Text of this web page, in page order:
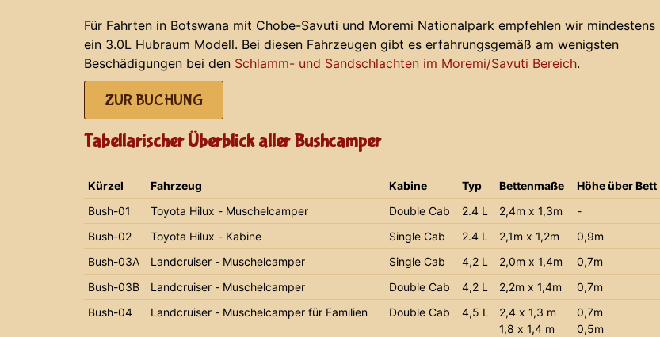
Für Fahrten in Botswana mit Chobe-Savuti und Moremi Nationalpark empfehlen wir mindestens
ein 3.0L Hubraum Modell. Bei diesen Fahrzeugen gibt es erfahrungsgemäß am wenigsten
Beschädigungen bei den Schlamm- und Sandschlachten im Moremi/Savuti Bereich.
ZUR BUCHUNG
Tabellarischer Überblick aller Bushcamper
Kürzel Fahrzeug Kabine Typ Bettenmaße
Höhe über Bett
Bush-01
Toyota Hilux - Muschelcamper Double Cab 2.4 L 2,4m x 1,3m
-
Bush-02
Toyota Hilux - Kabine Single Cab 2.4 L 2,1m x 1,2m
0,9m
Bush-03A
Landcruiser - Muschelcamper Single Cab 4,2 L 2,0m x 1,4m
0,7m
Bush-03B
Landcruiser - Muschelcamper Double Cab 4,2 L 2,2m x 1,4m
0,7m
Bush-04
Landcruiser - Muschelcamper für Familien Double Cab 4,5 L
2,4 x 1,3 m
1,8 x 1,4 m
0,7m
0,5m